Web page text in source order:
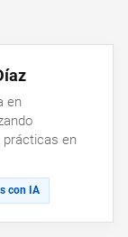
en
en
con IA